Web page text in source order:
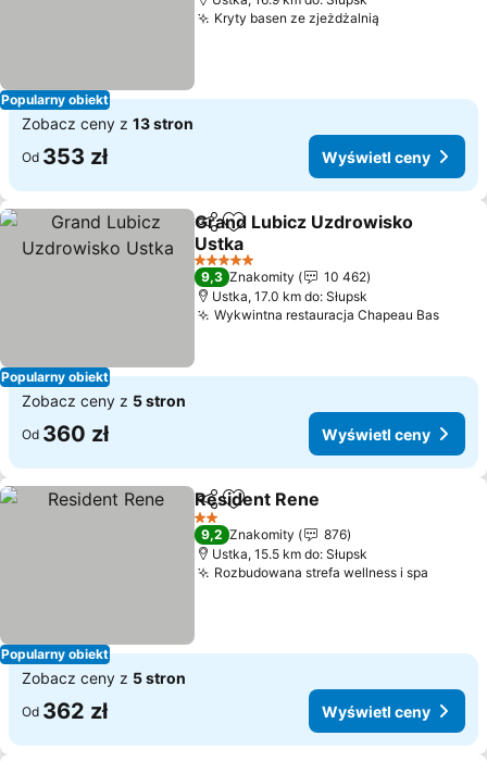
Popularny obiekt
Kryty basen ze zjeżdżalnią
Zobacz ceny z 13 stron
Od 353 zł Wyświetl ceny
Popularny obiekt
Udostępnij
Dodaj do ulubionych
Grand Lubicz Uzdrowisko
Ustka
5 Kategoria
9,3 Znakomity
10 462
Ustka, 17.0 km do: Słupsk
Wykwintna restauracja Chapeau Bas
Zobacz ceny z 5 stron
Od 360 zł Wyświetl ceny
Popularny obiekt
UdostępnijDodaj do ulubionych
Resident Rene
2 Kategoria
9,2 Znakomity
876
Ustka, 15.5 km do: Słupsk
Rozbudowana strefa wellness i spa
Zobacz ceny z 5 stron
Od 362 zł Wyświetl ceny